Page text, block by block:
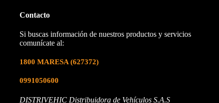
Contacto
Si buscas información de nuestros productos y servicios
comunícate al:
1800 MARESA (627372)
0991050600
DISTRIVEHIC Distribuidora de Vehículos S.A.S